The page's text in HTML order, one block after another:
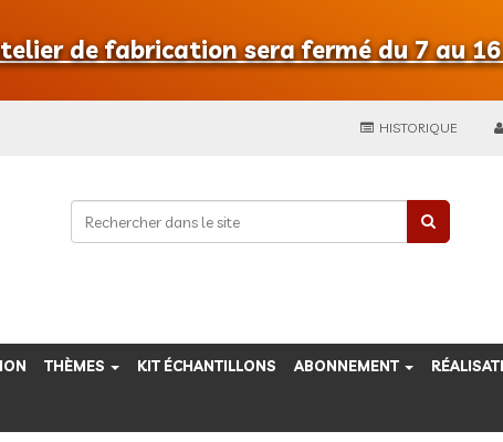
de fabrication sera fermé du 7 au
HISTORIQUE
THÈMES KIT ÉCHANTILLONS ABONNEMENT